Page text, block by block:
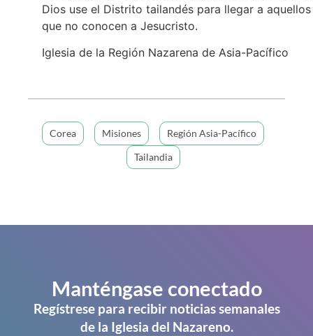
Dios use el Distrito tailandés para llegar a aquellos
que no conocen a Jesucristo.
Iglesia de la Región Nazarena de Asia-Pacífico
Corea Misiones
Región Asia-Pacífico
Tailandia
Manténgase conectado
Regístrese para recibir noticias semanales
de la Iglesia del Nazareno.